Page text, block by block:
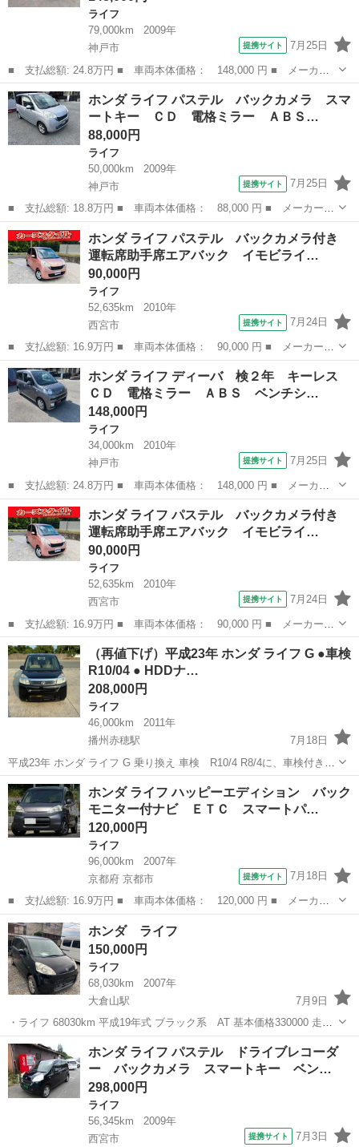
ライフ
79,000km
2009年
神戸市
提携サイト 7月25日
■ 支払総額: 24.8万円 ■ 車両本体価格： 148,000 円 ■ メーカー
名： ホンダ ■ 車種名： ライフ ■ グレード名： ディーバ 検
２年 バックカメラ ＥＴＣ ＣＤ スマートキー ■ 排気量：
660cc ...
兵庫 神戸市 ライフ
ホンダ ライフ パステル バックカメラ スマ
ートキー ＣＤ 電格ミラー ＡＢＳ…
88,000円
ライフ
50,000km
2009年
神戸市
提携サイト 7月25日
■ 支払総額: 18.8万円 ■ 車両本体価格： 88,000 円 ■ メーカー
名： ホンダ ■ 車種名： ライフ ■ グレード名： パステル バ
ックカメラ スマートキー ＣＤ 電格ミラー ＡＢＳ ベンチシー
ト バックカメ...
兵庫 神戸市 ライフ
ホンダ ライフ パステル バックカメラ付き
運転席助手席エアバック イモビライ…
90,000円
ライフ
52,635km
2010年
西宮市
提携サイト 7月24日
■ 支払総額: 16.9万円 ■ 車両本体価格： 90,000 円 ■ メーカー
名： ホンダ ■ 車種名： ライフ ■ グレード名： パステル バ
ックカメラ付き 運転席助手席エアバック イモビライザー ＡＢＳ
付き パワーウ...
兵庫 西宮市 ライフ
ホンダ ライフ ディーバ 検２年 キーレス
ＣＤ 電格ミラー ＡＢＳ ベンチシ…
148,000円
ライフ
34,000km
2010年
神戸市
提携サイト 7月25日
■ 支払総額: 24.8万円 ■ 車両本体価格： 148,000 円 ■ メーカー
名： ホンダ ■ 車種名： ライフ ■ グレード名： ディーバ 検
２年 キーレス ＣＤ 電格ミラー ＡＢＳ ベンチシート ■ 排気
量： 66...
兵庫 神戸市 ライフ
ホンダ ライフ パステル バックカメラ付き
運転席助手席エアバック イモビライ…
90,000円
ライフ
52,635km
2010年
西宮市
提携サイト 7月24日
■ 支払総額: 16.9万円 ■ 車両本体価格： 90,000 円 ■ メーカー
名： ホンダ ■ 車種名： ライフ ■ グレード名： パステル バ
ックカメラ付き 運転席助手席エアバック イモビライザー ＡＢＳ
付き パワーウ...
兵庫 西宮市 ライフ
（再値下げ）平成23年 ホンダ ライフ G ●車検
R10/04 ● HDDナ…
208,000円
ライフ
46,000km
2011年
播州赤穂駅
7月18日
平成23年 ホンダ ライフ G 乗り換え 車検 R10/4 R8/4に、車検付きで
購入した車両になります。 通勤で毎日使用中！ ただ1BOXの方が好き
なので乗り換え出品になります。 外観は、写真では綺麗にみえま...
兵庫 赤穂市 播州赤穂駅 ライフ 走行距離
ホンダ ライフ ハッピーエディション バック
モニター付ナビ ＥＴＣ スマートパ…
120,000円
ライフ
96,000km
2007年
京都府 京都市
提携サイト 7月18日
■ 支払総額: 16.9万円 ■ 車両本体価格： 120,000 円 ■ メーカー
名： ホンダ ■ 車種名： ライフ ■ グレード名： ハッピーエデ
ィション バックモニター付ナビ ＥＴＣ スマートパーキングアシ
ストシステム...
京都 京都市 ライフ
ホンダ ライフ
150,000円
ライフ
68,030km
2007年
大倉山駅
7月9日
・ライフ 68030km 平成19年式 ブラック系 AT 基本価格330000 走行
割引-16500 年式割引-66000 ﾘｻｲｸﾙ預託金13240 現状割引-110740 販売
価格⚫︎150000 車検代行55000 乗...
兵庫 神戸市 大倉山駅 ライフ
ホンダ ライフ パステル ドライブレコーダ
ー バックカメラ スマートキー ベン…
298,000円
ライフ
56,345km
2009年
西宮市
提携サイト 7月3日